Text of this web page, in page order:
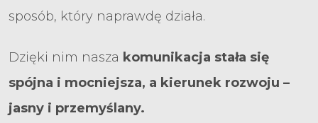
sposób, który naprawdę działa.
Dzięki nim nasza komunikacja stała się
spójna i mocniejsza, a kierunek rozwoju –
jasny i przemyślany.